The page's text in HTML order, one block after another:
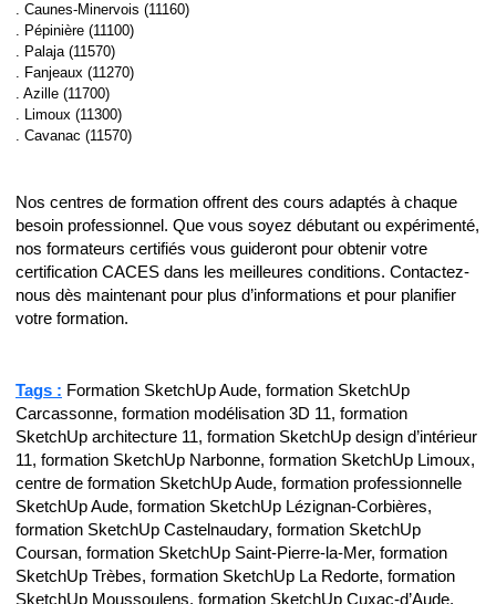
. Caunes-Minervois (11160)
. Pépinière (11100)
. Palaja (11570)
. Fanjeaux (11270)
. Azille (11700)
. Limoux (11300)
. Cavanac (11570)
Nos centres de formation offrent des cours adaptés à chaque
besoin professionnel. Que vous soyez débutant ou expérimenté,
nos formateurs certifiés vous guideront pour obtenir votre
certification CACES dans les meilleures conditions. Contactez-
nous dès maintenant pour plus d’informations et pour planifier
votre formation.
Tags : Formation SketchUp Aude, formation SketchUp
Carcassonne, formation modélisation 3D 11, formation
SketchUp architecture 11, formation SketchUp design d’intérieur
11, formation SketchUp Narbonne, formation SketchUp Limoux,
centre de formation SketchUp Aude, formation professionnelle
SketchUp Aude, formation SketchUp Lézignan-Corbières,
formation SketchUp Castelnaudary, formation SketchUp
Coursan, formation SketchUp Saint-Pierre-la-Mer, formation
SketchUp Trèbes, formation SketchUp La Redorte, formation
SketchUp Moussoulens, formation SketchUp Cuxac-d’Aude,